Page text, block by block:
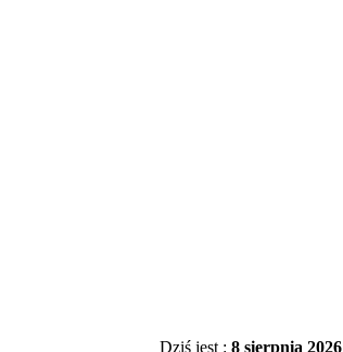
Dziś jest : 8 sierpnia 2026